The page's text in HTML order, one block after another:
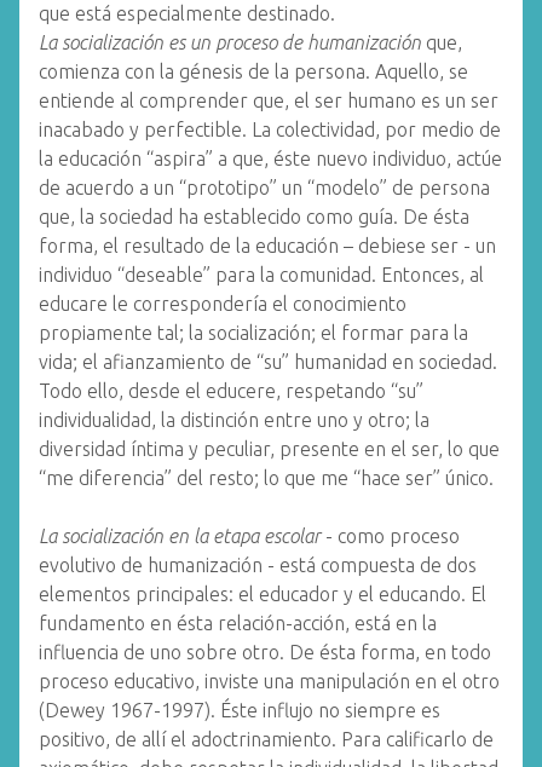
que está especialmente destinado.
La socialización es un proceso de humanización que,
comienza con la génesis de la persona. Aquello, se
entiende al comprender que, el ser humano es un ser
inacabado y perfectible. La colectividad, por medio de
la educación “aspira” a que, éste nuevo individuo, actúe
de acuerdo a un “prototipo” un “modelo” de persona
que, la sociedad ha establecido como guía. De ésta
forma, el resultado de la educación – debiese ser - un
individuo “deseable” para la comunidad. Entonces, al
educare le correspondería el conocimiento
propiamente tal; la socialización; el formar para la
vida; el afianzamiento de “su” humanidad en sociedad.
Todo ello, desde el educere, respetando “su”
individualidad, la distinción entre uno y otro; la
diversidad íntima y peculiar, presente en el ser, lo que
“me diferencia” del resto; lo que me “hace ser” único.
La socialización en la etapa escolar- como proceso
evolutivo de humanización - está compuesta de dos
elementos principales: el educador y el educando. El
fundamento en ésta relación-acción, está en la
influencia de uno sobre otro. De ésta forma, en todo
proceso educativo, inviste una manipulación en el otro
(Dewey 1967-1997). Éste influjo no siempre es
positivo, de allí el adoctrinamiento. Para calificarlo de